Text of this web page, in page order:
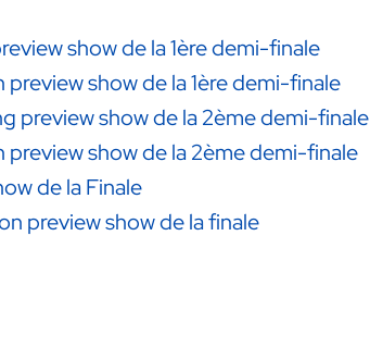
show de la 1ère demi-finale
preview show de la 1ère demi-finale
preview show de la 2ème demi-finale
preview show de la 2ème demi-finale
de la Finale
preview show de la finale